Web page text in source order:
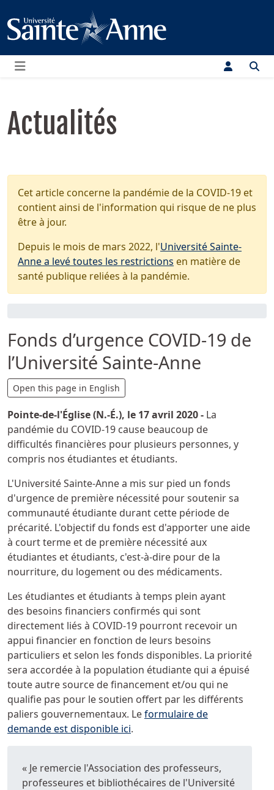
Menu
Actualités
Cet article concerne la pandémie de la COVID-19 et
contient ainsi de l'information qui risque de ne plus
être à jour.
Depuis le mois de mars 2022, l'Université Sainte-
Anne a levé toutes les restrictions en matière de
santé publique reliées à la pandémie.
Fonds d’urgence COVID-19 de
l’Université Sainte-Anne
Détails
Open this page in English
Pointe-de-l'Église (N.-É.), le 17 avril 2020 - La
pandémie du COVID-19 cause beaucoup de
difficultés financières pour plusieurs personnes, y
compris nos étudiantes et étudiants.
L'Université Sainte-Anne a mis sur pied un fonds
d'urgence de première nécessité pour soutenir sa
communauté étudiante durant cette période de
précarité. L'objectif du fonds est d'apporter une aide
à court terme et de première nécessité aux
étudiantes et étudiants, c'est-à-dire pour de la
nourriture, du logement ou des médicaments.
Les étudiantes et étudiants à temps plein ayant
des besoins financiers confirmés qui sont
directement liés à COVID-19 pourront recevoir un
appui financier en fonction de leurs besoins
particuliers et selon les fonds disponibles. La priorité
sera accordée à la population étudiante qui a épuisé
toute autre source de financement et/ou qui ne
qualifie pas pour le soutien offert par les différents
paliers gouvernementaux. Leformulaire de
demande est disponible ici.
« Je remercie l'Association des professeurs,
professeures et bibliothécaires de l'Université